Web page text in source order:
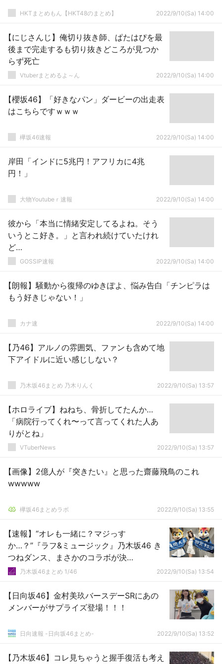
HKTまとめもん【HKT48のまとめ】 2022/9/10(Sa) 14:00
【にじさんじ】俺切り抜き師、ぱたはぴを最
後まで完走するも切り抜きどころが見つか
らず死亡
Vtuberまとめるよ～ん 2022/9/10(Sa) 14:00
【櫻坂46】「好きなパン」ダービーの出走表
はこちらですｗｗｗ
欅坂46速報 2022/9/10(Sa) 14:00
岸田「インドに5兆円！アフリカに4兆
円！」
大物Youtubeｒ速報 2022/9/10(Sa) 14:00
彼から「本当に情緒安定してるよね。そう
いうとこ好き。」と言われ続けていたけれ
ど…
GOSSIP速報 2022/9/10(Sa) 14:00
【朗報】騒動から復帰のゆきぽよ、悩み告白「チンピラは
もう好きじゃない！」
カナ速 2022/9/10(Sa) 14:00
【乃46】アルノの雰囲気、ファンも含めて地
下アイドルに近い感じしない？
乃木坂46まとめ 乃木りんく 2022/9/10(Sa) 13:57
【ホロライブ】ねねち、骨折してたんか…
「病院行ってくれ〜って言ってくれた人あ
りがとね」
VTuberNews 2022/9/10(Sa) 13:57
【画像】2億人が『突きたい』と思った齋藤飛鳥のこれ
wwwww
欅坂46まとめラボ 2022/9/10(Sa) 13:55
【速報】“オレも一緒に？マジっす
か…？”『ラフ&ミュージック』乃木坂46 き
つねダンス、まさかのコラボが決
定！！！！！！
乃木坂46まとめ 1/46 2022/9/10(Sa) 13:54
【日向坂46】金村美玖バースデーSRにあの
メンバーがサプライズ登場！！！
日向速報 -日向坂46まとめ- 2022/9/10(Sa) 13:52
【乃木坂46】コレ見ちゃうと握手復活も考え